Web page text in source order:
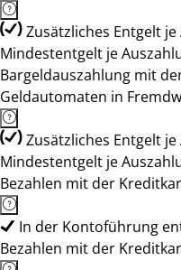
Zusätzliches Entgelt je
Mindestentgelt je
Bargeldauszahlung mit
Geldautomaten in
Zusätzliches Entgelt je
Mindestentgelt je
Bezahlen mit der
In der Kontoführung
Bezahlen mit der